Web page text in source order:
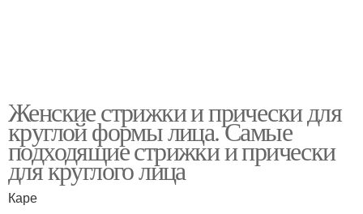
Женские стрижки и прически для
круглой формы лица. Самые
подходящие стрижки и прически
для круглого лица
Каре